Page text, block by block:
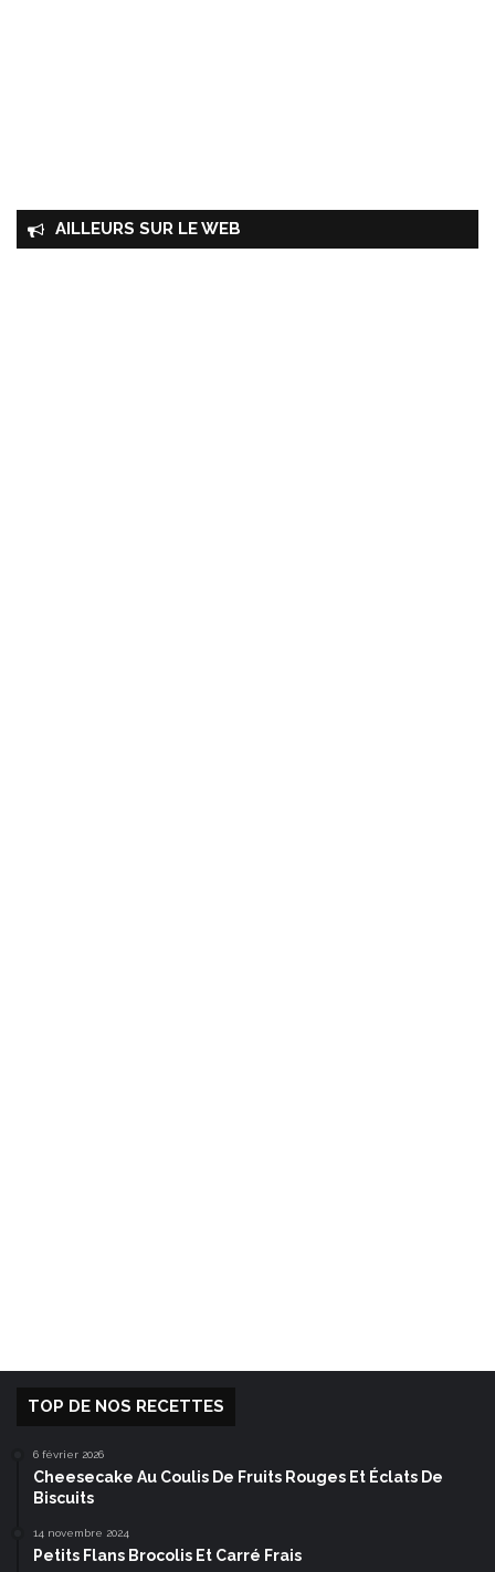
AILLEURS SUR LE WEB
TOP DE NOS RECETTES
6 février 2026
Cheesecake Au Coulis De Fruits Rouges Et Éclats De
Biscuits
14 novembre 2024
Petits Flans Brocolis Et Carré Frais